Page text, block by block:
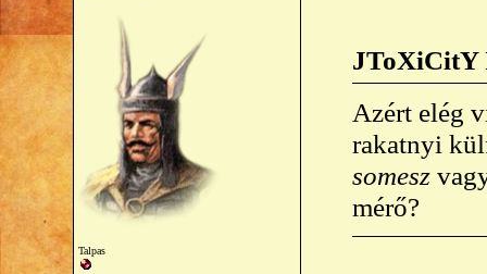
Talpas
Azért elég
rakatnyi
somesz
mérő?